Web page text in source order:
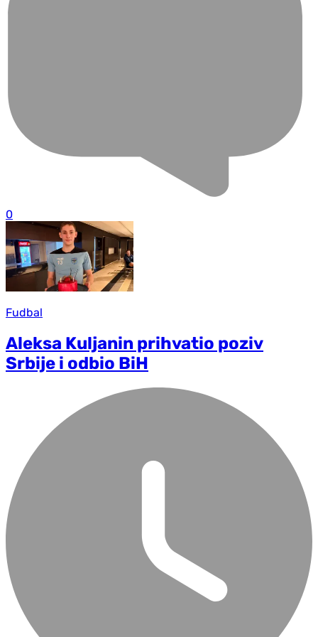
0
Fudbal
Aleksa Kuljanin prihvatio poziv
Srbije i odbio BiH